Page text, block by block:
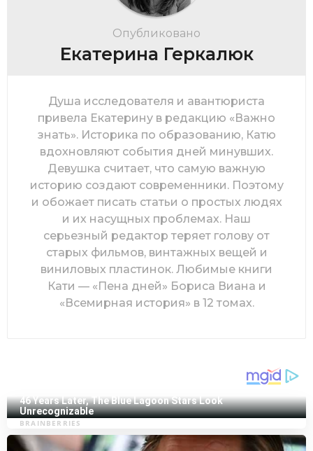
Опубликовано
Екатерина Геркалюк
Душа исследователя и авантюриста
привела Екатерину в редакцию «Важно
знать». Историка по образованию, Катю
вдохновляют события дней минувших.
Девушка считает, что самую важную
историю создают современники. Поэтому
и обожает писать статьи о простых людях
и их насущных проблемах. Наш
серьезный редактор теряет голову от
старых фильмов, винтажных вещей и
виниловых пластинок. Любимые книги
Кати — «Пена дней» Бориса Виана и
«Всемирная история» в 12 томах.